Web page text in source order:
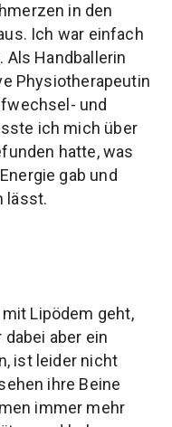
in den
Ich war einfach
Handballerin
Physiotherapeutin
und
ich mich über
hatte, was
gab und
lässt.
Lipödem geht,
aber ein
ist leider nicht
ihre Beine
immer mehr